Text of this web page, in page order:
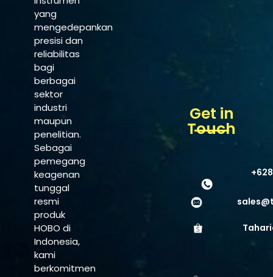
yang
mengedepankan
presisi dan
reliabilitas
bagi
berbagai
sektor
industri
maupun
penelitian.
Sebagai
pemegang
keagenan
tunggal
resmi
produk
HOBO di
Indonesia,
kami
berkomitmen
Get in
Touch